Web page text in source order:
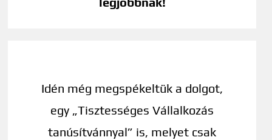
Idén még megspékeltük a dolgot,
egy „Tisztességes Vállalkozás
tanúsítvánnyal” is, melyet csak